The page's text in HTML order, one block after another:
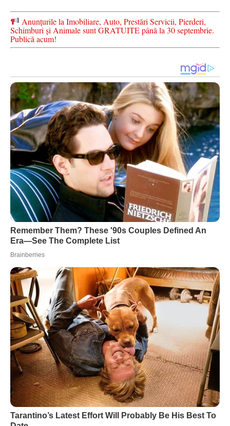
Anunțurile la Imobiliare, Auto, Prestări Servicii, Pierderi,
Schimburi și Animale sunt GRATUITE până la 30 septembrie.
Publică acum!